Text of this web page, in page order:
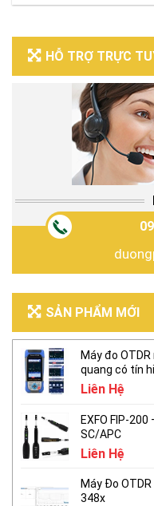
HỖ TRỢ TRỰC
SẢN PHẨM MỚI
Máy đo
quang có tín
Liên Hệ
EXFO FIP-
SC/APC
Liên Hệ
Máy Đo OTDR
348x